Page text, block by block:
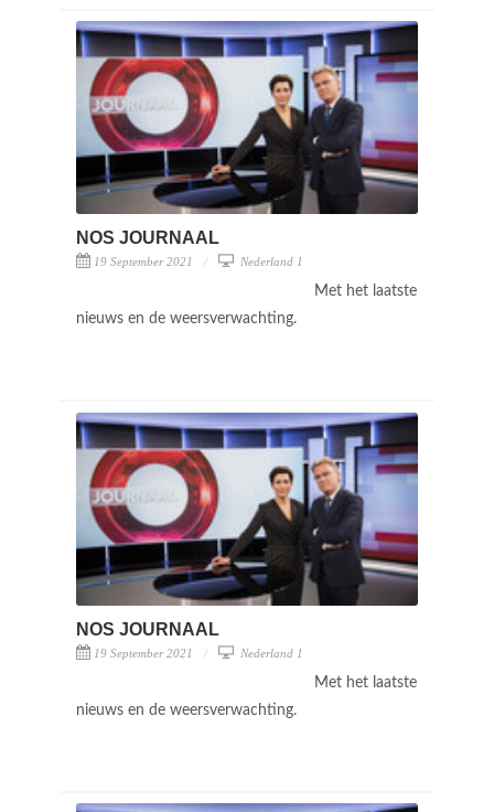
NOS JOURNAAL
19 September 2021 Nederland 1
Met het laatste
nieuws en de weersverwachting.
NOS JOURNAAL
19 September 2021 Nederland 1
Met het laatste
nieuws en de weersverwachting.